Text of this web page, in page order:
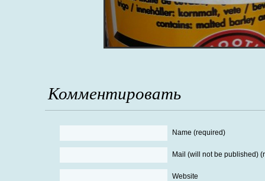
Комментировать
Name (required)
Mail (will not be published)
Website